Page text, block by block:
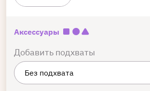
Аксессуары
Добавить подхваты